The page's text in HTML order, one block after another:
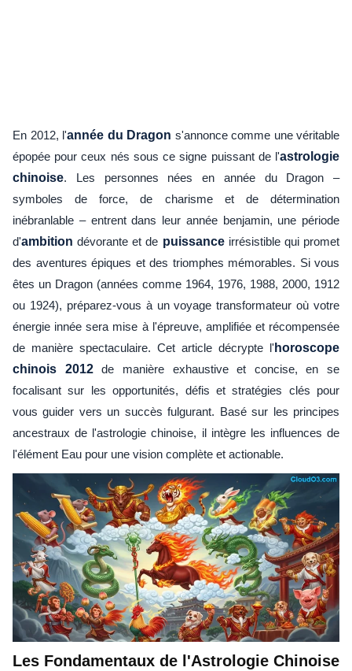
En 2012, l'année du Dragon s'annonce comme une véritable
épopée pour ceux nés sous ce signe puissant de l'astrologie
chinoise. Les personnes nées en année du Dragon –
symboles de force, de charisme et de détermination
inébranlable – entrent dans leur année benjamin, une période
d'ambition dévorante et de puissanceirrésistible qui promet
des aventures épiques et des triomphes mémorables. Si vous
êtes un Dragon (années comme 1964, 1976, 1988, 2000, 1912
ou 1924), préparez-vous à un voyage transformateur où votre
énergie innée sera mise à l'épreuve, amplifiée et récompensée
de manière spectaculaire. Cet article décrypte l' horoscope
chinois 2012de manière exhaustive et concise, en se
focalisant sur les opportunités, défis et stratégies clés pour
vous guider vers un succès fulgurant. Basé sur les principes
ancestraux de l'astrologie chinoise, il intègre les influences de
l'élément Eau pour une vision complète et actionable.
Les Fondamentaux de l'Astrologie Chinoise